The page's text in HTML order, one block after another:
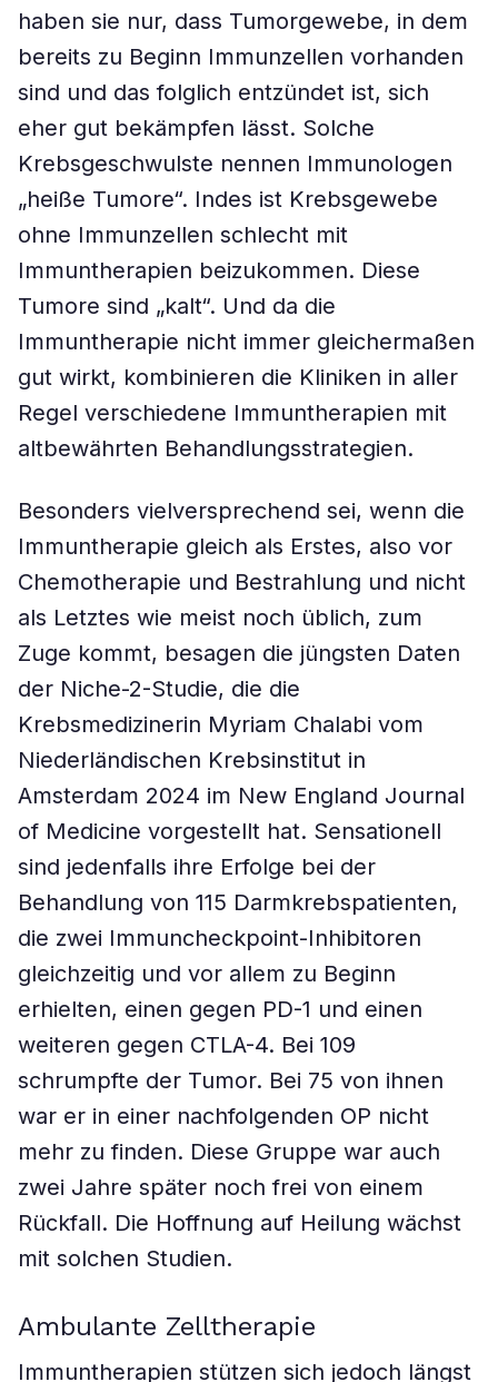
haben sie nur, dass Tumorgewebe, in dem
bereits zu Beginn Immunzellen vorhanden
sind und das folglich entzündet ist, sich
eher gut bekämpfen lässt. Solche
Krebsgeschwulste nennen Immunologen
„heiße Tumore“. Indes ist Krebsgewebe
ohne Immunzellen schlecht mit
Immuntherapien beizukommen. Diese
Tumore sind „kalt“. Und da die
Immuntherapie nicht immer gleichermaßen
gut wirkt, kombinieren die Kliniken in aller
Regel verschiedene Immuntherapien mit
altbewährten Behandlungsstrategien.
Besonders vielversprechend sei, wenn die
Immuntherapie gleich als Erstes, also vor
Chemotherapie und Bestrahlung und nicht
als Letztes wie meist noch üblich, zum
Zuge kommt, besagen die jüngsten Daten
der Niche-2-Studie, die die
Krebsmedizinerin Myriam Chalabi vom
Niederländischen Krebsinstitut in
Amsterdam 2024 im New England Journal
of Medicine vorgestellt hat. Sensationell
sind jedenfalls ihre Erfolge bei der
Behandlung von 115 Darmkrebspatienten,
die zwei Immuncheckpoint-Inhibitoren
gleichzeitig und vor allem zu Beginn
erhielten, einen gegen PD-1 und einen
weiteren gegen CTLA-4. Bei 109
schrumpfte der Tumor. Bei 75 von ihnen
war er in einer nachfolgenden OP nicht
mehr zu finden. Diese Gruppe war auch
zwei Jahre später noch frei von einem
Rückfall. Die Hoffnung auf Heilung wächst
mit solchen Studien.
Ambulante Zelltherapie
Immuntherapien stützen sich jedoch längst